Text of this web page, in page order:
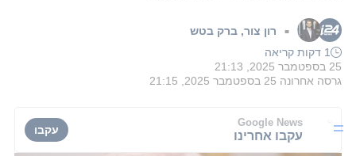
■ רון צור, ברק בטש
1 דקות קריאה
25 בספטמבר 2025, 21:13
גרסה אחרונה 25 בספטמבר 2025, 21:15
Google News
עקבו אחרינו עקבו